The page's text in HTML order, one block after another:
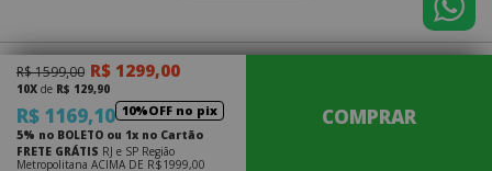
R$ 1599,00 R$ 1299,00
10X de R$ 129,90
R$ 1169,10 10%OFF no pix
5% no BOLETO ou 1x no Cartão
FRETE GRÁTIS RJ e SP Região
Metropolitana ACIMA DE R$1999,00
COMPRAR
Eletro Forte
Júlio Antônio Thurler, 163 - Olaria
CEP: 28.620-000